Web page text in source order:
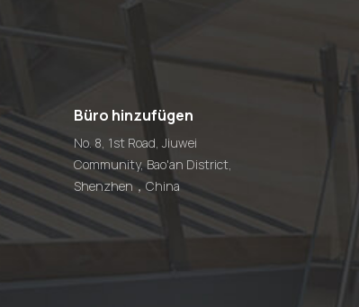
Büro hinzufügen
No. 8, 1st Road, Jiuwei
Community, Bao'an District,
Shenzhen，China